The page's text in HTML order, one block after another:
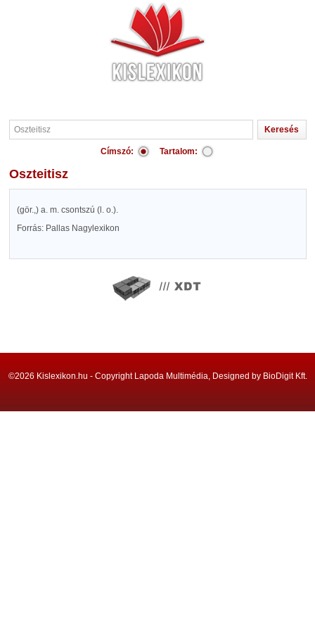
Címszó: Tartalom:
Oszteitisz
(gör.,) a. m. csontszú (l. o.).
Forrás: Pallas Nagylexikon
©2026 Kislexikon.hu - Copyright Lapoda Multimédia, Designed by BioDigit Kft.